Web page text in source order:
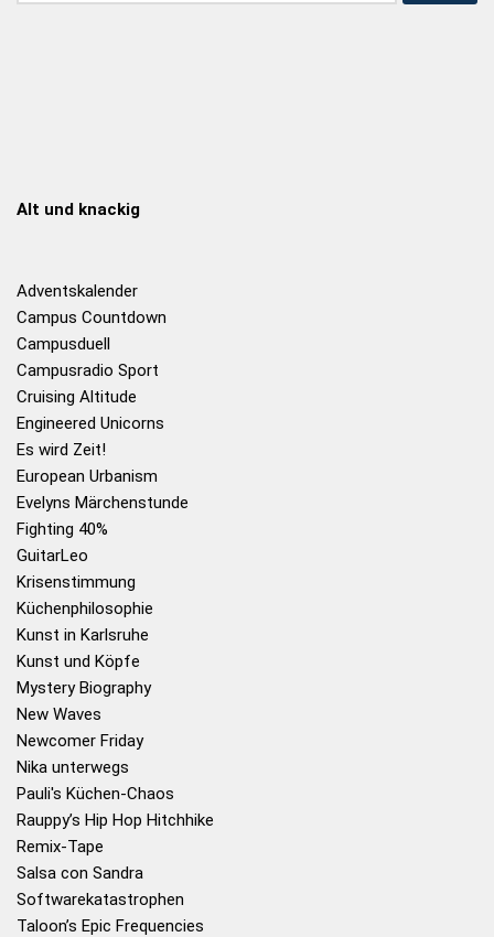
Alt und knackig
Adventskalender
Campus Countdown
Campusduell
Campusradio Sport
Cruising Altitude
Engineered Unicorns
Es wird Zeit!
European Urbanism
Evelyns Märchenstunde
Fighting 40%
GuitarLeo
Krisenstimmung
Küchenphilosophie
Kunst in Karlsruhe
Kunst und Köpfe
Mystery Biography
New Waves
Newcomer Friday
Nika unterwegs
Pauli's Küchen-Chaos
Rauppy’s Hip Hop Hitchhike
Remix-Tape
Salsa con Sandra
Softwarekatastrophen
Taloon’s Epic Frequencies